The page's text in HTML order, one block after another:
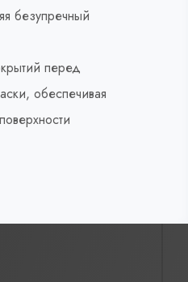
безупречный
перед
обеспечивая